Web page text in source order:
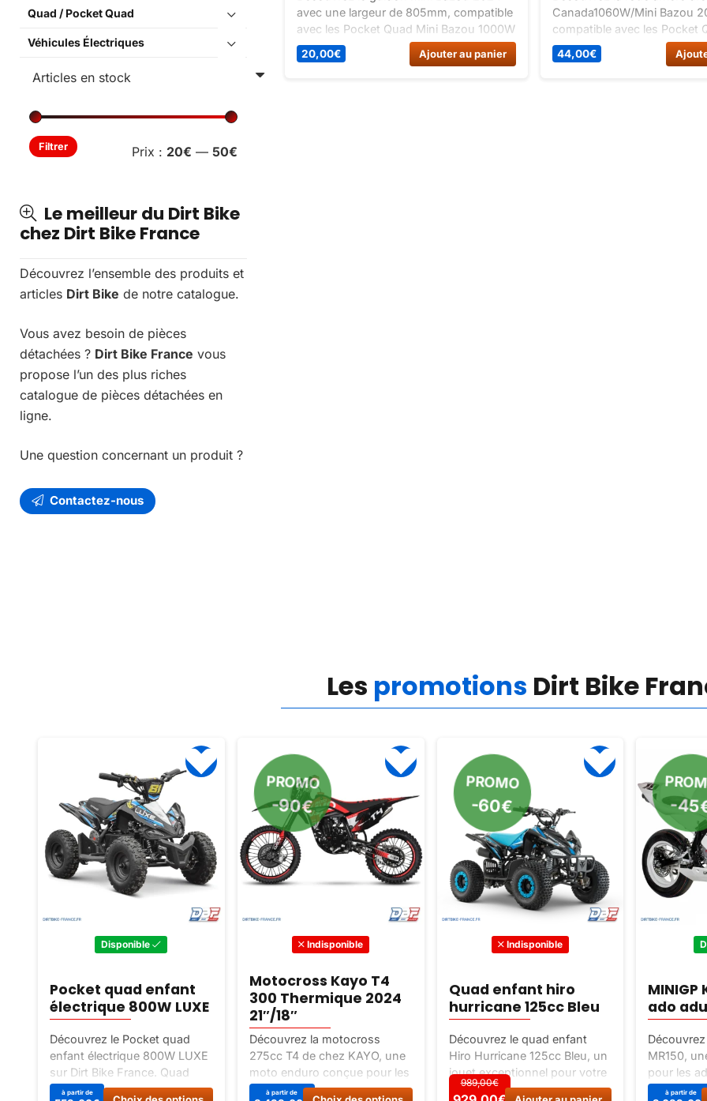
Quad / Pocket Quad
Véhicules Électriques
Prix
Prix
Filtrer Prix : 20€ — 50€
Le meilleur du Dirt Bike
chez Dirt Bike France
Découvrez l’ensemble des produits et
articles Dirt Bike de notre catalogue.
Vous avez besoin de pièces
détachées ? Dirt Bike France vous
propose l’un des plus riches
catalogue de pièces détachées en
ligne.
Une question concernant un produit ?
Contactez-nous
avec une largeur de 805mm, compatible
avec les Pocket Quad Mini Bazou 1000W
2024 et 50cc 2024. Améliorez votre
expérience de pilotage avec ce guidon
20,00€ Ajouter au panier
Canada1060W/Mini Bazou
compatible avec les Pocket
Canada 1060W, Pocket
1000W 2024 et Pocket
44,00€
Les promotions Dirt Bike
Disponible
Pocket quad enfant
électrique 800W LUXE
Découvrez le Pocket quad
enfant électrique 800W LUXE
sur Dirt Bike France. Quad
électrique idéal pour les
à partir de
Ce
Indisponible
PROMO
-90€
Motocross Kayo T4
300 Thermique 2024
21″/18″
Découvrez la motocross
275cc T4 de chez KAYO, une
moto enduro conçue pour les
amateurs d’aventures et de
à partir de
Ce
Indisponible
PROMO
-60€
Quad enfant hiro
hurricane 125cc Bleu
Découvrez le quad enfant
Hiro Hurricane 125cc Bleu, un
jouet exceptionnel pour votre
enfant. Cadre périmétrique
929,00€
989,00€
-
MINIGP
ado
MR150,
pour les
adultes.
à partir de